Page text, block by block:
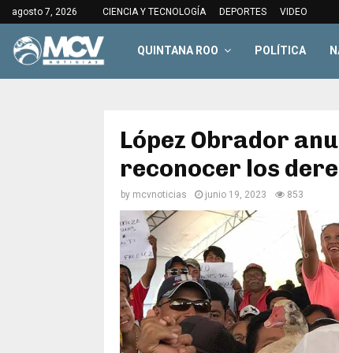
agosto 7, 2026 CIENCIA Y TECNOLOGÍA DEPORTES VIDEO
QUINTANA ROO POLÍTICA
López Obrador
reconocer los
by mcvnoticias junio 19, 2023 853